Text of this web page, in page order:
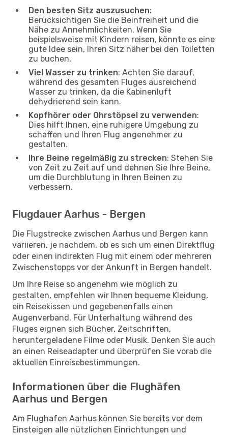
Den besten Sitz auszusuchen:
Berücksichtigen Sie die Beinfreiheit und die
Nähe zu Annehmlichkeiten. Wenn Sie
beispielsweise mit Kindern reisen, könnte es eine
gute Idee sein, Ihren Sitz näher bei den Toiletten
zu buchen.
Viel Wasser zu trinken: Achten Sie darauf,
während des gesamten Fluges ausreichend
Wasser zu trinken, da die Kabinenluft
dehydrierend sein kann.
Kopfhörer oder Ohrstöpsel zu verwenden:
Dies hilft Ihnen, eine ruhigere Umgebung zu
schaffen und Ihren Flug angenehmer zu
gestalten.
Ihre Beine regelmäßig zu strecken: Stehen Sie
von Zeit zu Zeit auf und dehnen Sie Ihre Beine,
um die Durchblutung in Ihren Beinen zu
verbessern.
Flugdauer Aarhus - Bergen
Die Flugstrecke zwischen Aarhus und Bergen kann
variieren, je nachdem, ob es sich um einen Direktflug
oder einen indirekten Flug mit einem oder mehreren
Zwischenstopps vor der Ankunft in Bergen handelt.
Um Ihre Reise so angenehm wie möglich zu
gestalten, empfehlen wir Ihnen bequeme Kleidung,
ein Reisekissen und gegebenenfalls einen
Augenverband. Für Unterhaltung während des
Fluges eignen sich Bücher, Zeitschriften,
heruntergeladene Filme oder Musik. Denken Sie auch
an einen Reiseadapter und überprüfen Sie vorab die
aktuellen Einreisebestimmungen.
Informationen über die Flughäfen
Aarhus und Bergen
Am Flughafen Aarhus können Sie bereits vor dem
Einsteigen alle nützlichen Einrichtungen und